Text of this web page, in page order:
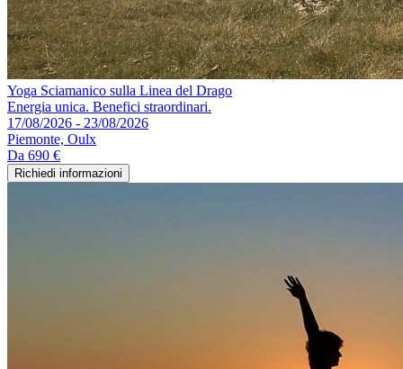
Yoga Sciamanico sulla Linea del Drago
Energia unica. Benefici straordinari.
17/08/2026 - 23/08/2026
Piemonte, Oulx
Da 690 €
Richiedi informazioni